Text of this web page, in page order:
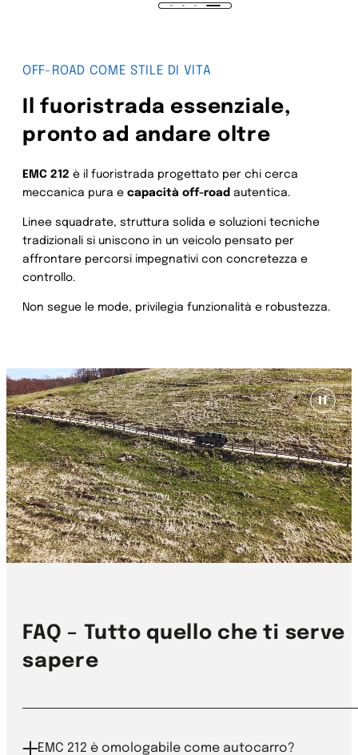
OFF-ROAD COME STILE DI VITA
Il fuoristrada essenziale,
pronto ad andare oltre
EMC 212 è il fuoristrada progettato per chi cerca
meccanica pura e capacità off-road autentica.
Linee squadrate, struttura solida e soluzioni tecniche
tradizionali si uniscono in un veicolo pensato per
affrontare percorsi impegnativi con concretezza e
controllo.
Non segue le mode, privilegia funzionalità e robustezza.
FAQ – Tutto quello che ti serve
sapere
EMC 212 è omologabile come autocarro?